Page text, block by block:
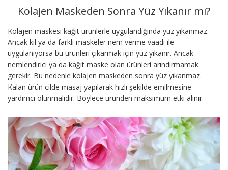
Kolajen Maskeden Sonra Yüz Yıkanır mı?
Kolajen maskesi kağıt ürünlerle uygulandığında yüz yıkanmaz.
Ancak kil ya da farklı maskeler nem verme vaadi ile
uygulanıyorsa bu ürünleri çıkarmak için yüz yıkanır. Ancak
nemlendirici ya da kağıt maske olan ürünleri arındırmamak
gerekir. Bu nedenle kolajen maskeden sonra yüz yıkanmaz.
Kalan ürün cilde masaj yapılarak hızlı şekilde emilmesine
yardımcı olunmalıdır. Böylece üründen maksimum etki alınır.